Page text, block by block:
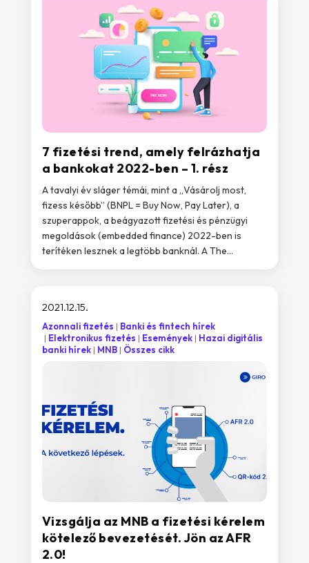
7 fizetési trend, amely felrázhatja
a bankokat 2022-ben – 1. rész
A tavalyi év sláger témái, mint a „Vásárolj most,
fizess később” (BNPL = Buy Now, Pay Later), a
szuperappok, a beágyazott fizetési és pénzügyi
megoldások (embedded finance) 2022-ben is
terítéken lesznek a legtöbb banknál. A The...
Vizsgálja az MNB a fizetési kérelem
kötelező bevezetését. Jön az AFR
2.0!
2021.12.15.
Azonnali fizetés
Banki és fintech hírek
Elektronikus fizetés
Események
Hazai digitális
banki hírek
MNB Összes cikk